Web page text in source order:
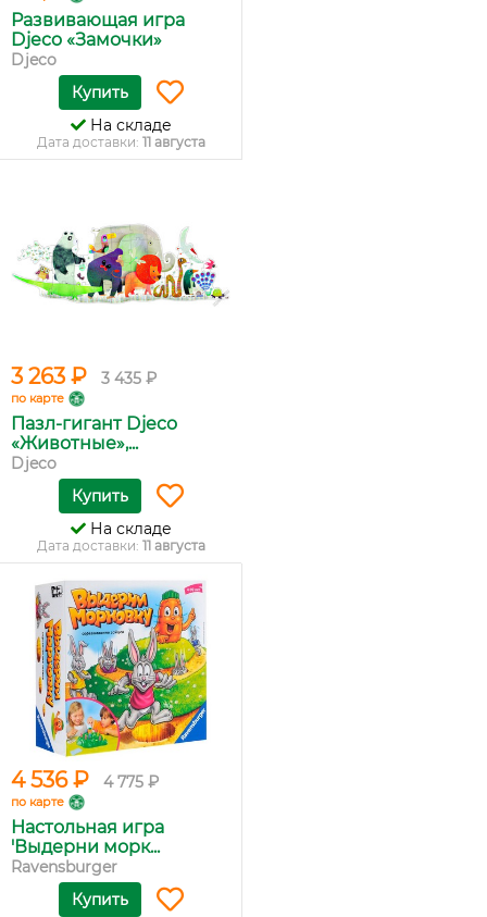
Развивающая игра
Djeco «Замочки»
Djeco
Купить
На складе
Дата доставки: 11 августа
3 263 ₽ 3 435 ₽
по карте
Пазл-гигант Djeco
«Животные»,...
Djeco
Купить
На складе
Дата доставки: 11 августа
4 536 ₽ 4 775 ₽
по карте
Настольная игра
'Выдерни морк...
Ravensburger
Купить